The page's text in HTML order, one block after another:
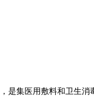
是集医用敷料和卫生消